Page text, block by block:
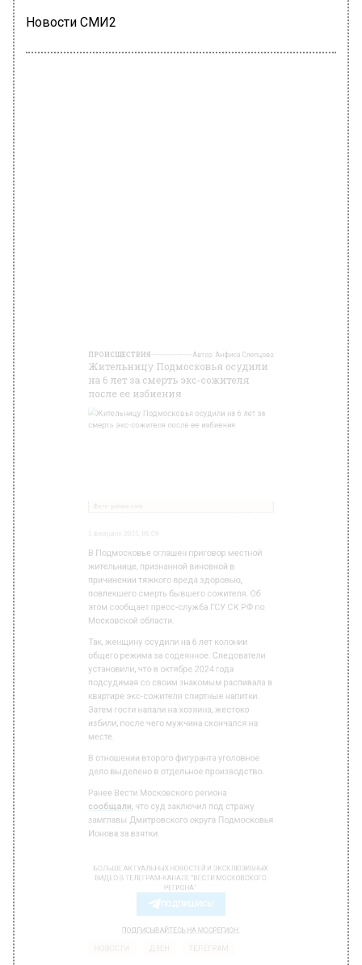
Новости СМИ2
Фото: pxhere.com
причинении тяжкого вреда здоровью,
этом сообщает пресс-служба ГСУ СК РФ по
Московской области.
Так, женщину осудили на 6 лет колонии
общего режима за содеянное. Следователи
установили, что в октябре 2024 года
подсудимая со своим знакомым распивала в
квартире экс-сожителя спиртные напитки.
Затем гости напали на хозяина, жестоко
избили, после чего мужчина скончался на
В отношении второго фигуранта уголовное
дело выделено в отдельное производство.
Ранее Вести Московского региона
замглавы Дмитровского округа Подмосковья